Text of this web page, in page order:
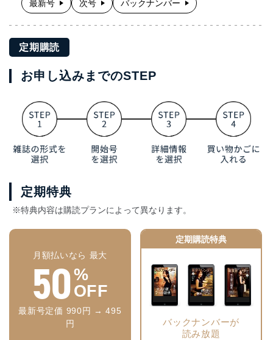
最新号 次号 バックナンバー
定期購読
お申し込みまでのSTEP
定期特典
※特典内容は購読プランによって異なります。
月額払いなら 最大
50%
OFF
最新号定価 990円 → 495
円
定期購読特典
バックナンバーが
読み放題